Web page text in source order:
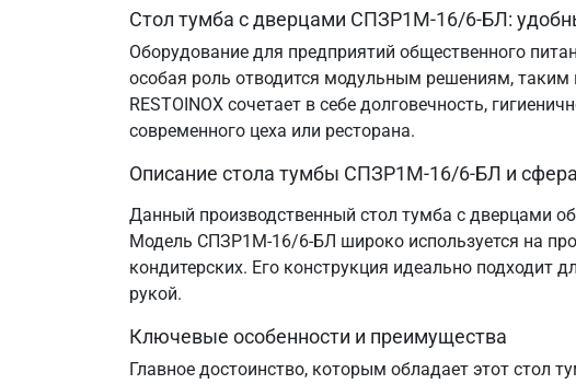
Стол тумба с дверцами СПЗР1М-16/6-БЛ:
Оборудование для предприятий общественного
особая роль отводится модульным решениям,
RESTOINOX сочетает в себе долговечность,
современного цеха или ресторана.
Описание стола тумбы СПЗР1М-16/6-БЛ и
Данный производственный стол тумба с дверцами
Модель СПЗР1М-16/6-БЛ широко используется на
кондитерских. Его конструкция идеально подходит
рукой.
Ключевые особенности и преимущества
Главное достоинство, которым обладает этот стол